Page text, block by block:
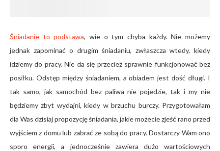
Śniadanie to podstawa, wie o tym chyba każdy. Nie możemy
jednak zapominać o drugim śniadaniu, zwłaszcza wtedy, kiedy
idziemy do pracy. Nie da się przecież sprawnie funkcjonować bez
posiłku. Odstęp między śniadaniem, a obiadem jest dość długi. I
tak samo, jak samochód bez paliwa nie pojedzie, tak i my nie
będziemy zbyt wydajni, kiedy w brzuchu burczy. Przygotowałam
dla Was dzisiaj propozycję śniadania, jakie możecie zjeść rano przed
wyjściem z domu lub zabrać ze sobą do pracy. Dostarczy Wam ono
sporo energii, a jednocześnie zawiera dużo wartościowych